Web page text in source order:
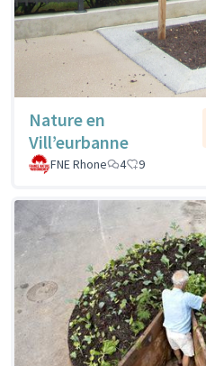
Nature en
Vill’eurbanne
FNE Rhone
4 9